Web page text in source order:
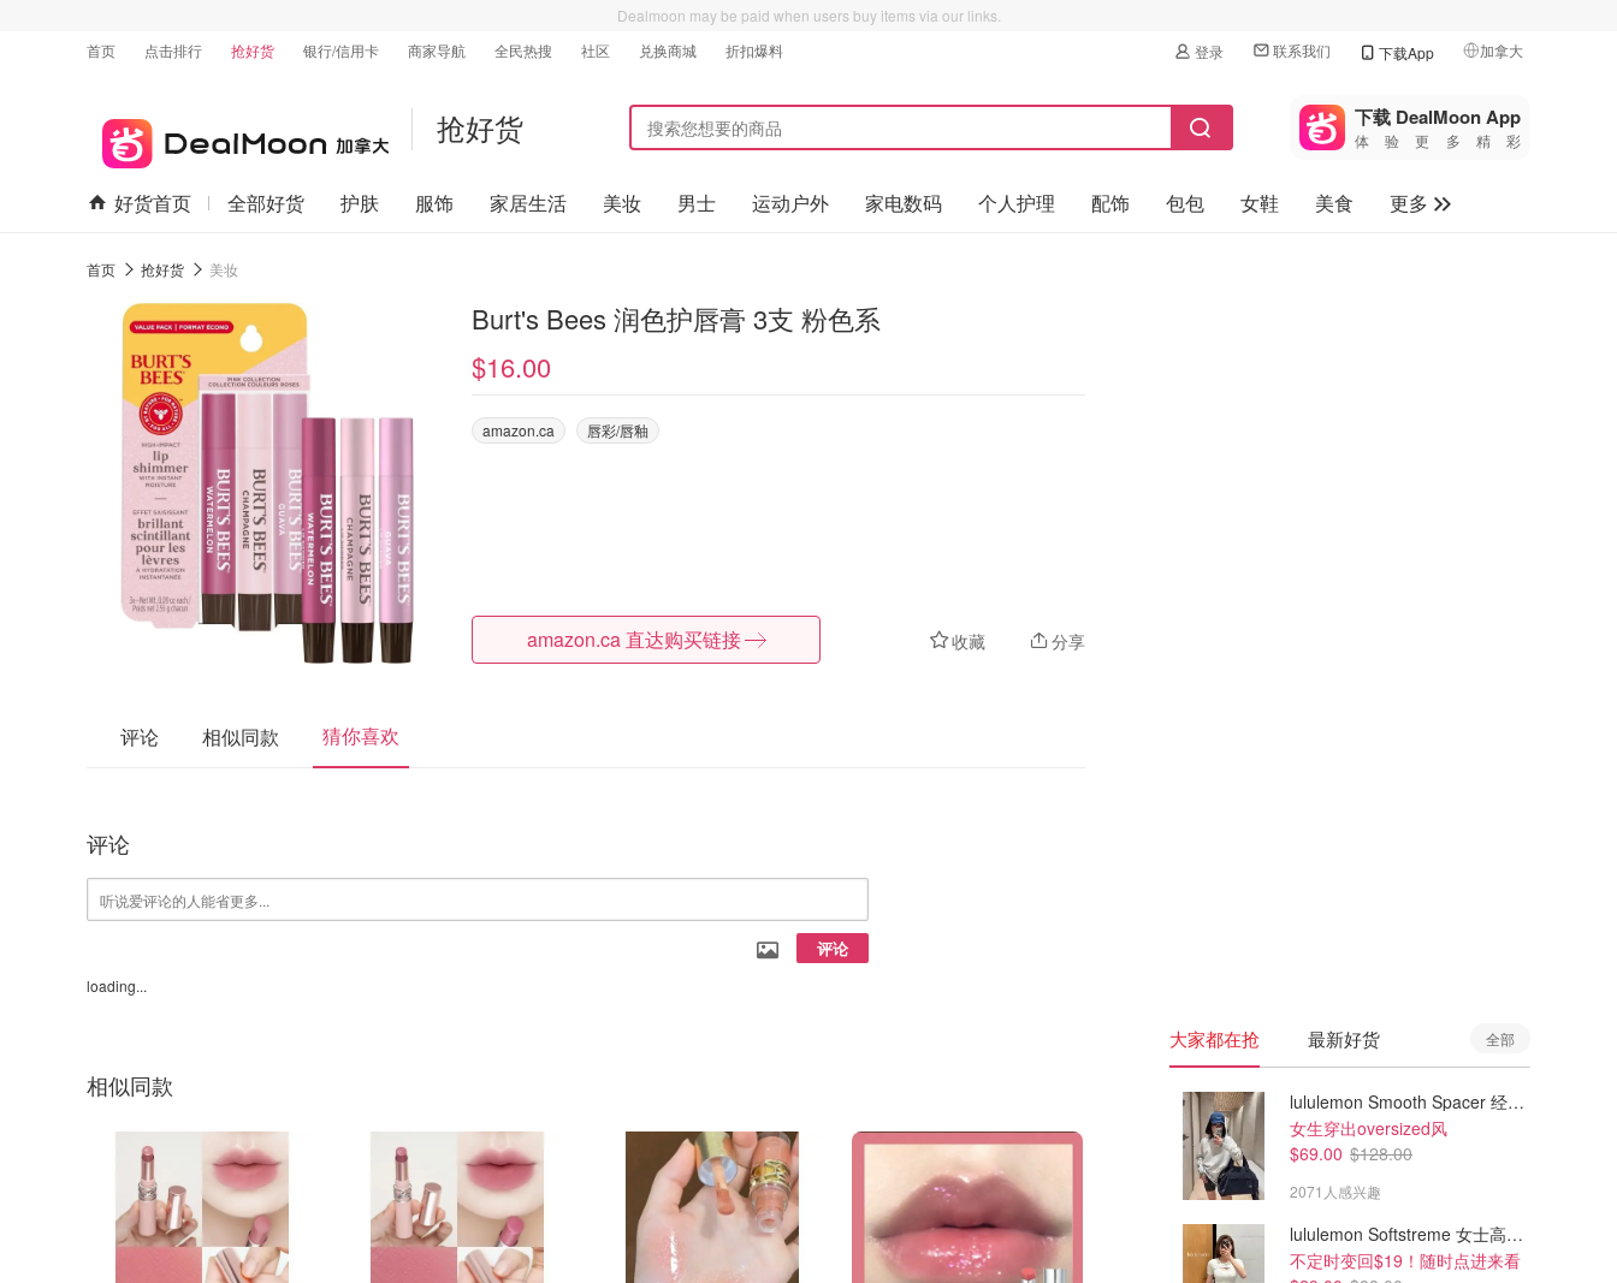
Dealmoon may be paid when users buy items via our links.
首页
点击排行 抢好货 银行/信用卡 商家导航 全民热搜 社区 兑换商城 折扣爆料 登录 联系我们 下载App 加拿大
🇺🇸
美国
🇨🇳中国
🇨🇦加拿大
抢好货 下载 DealMoon App
体验更多精彩
好货首页 全部好货 护肤 服饰 家居生活 美妆 男士 运动户外 家电数码 个人护理 配饰 包包 女鞋 美食
更多
首页 抢好货 美妆
Burt's Bees 润色护唇膏 3支 粉色系
$16.00
amazon.ca 唇彩/唇釉
收藏 分享
amazon.ca 直达购买链接
评论 相似同款 猜你喜欢
评论
评论
loading...
相似同款
大家都在抢 最新好货 全部
lululemon Smooth Spacer 经典卫衣
女生穿出oversized风
$69.00 $128.00
2071人感兴趣
lululemon Softstreme 女士高腰短裤 10cm
不定时变回$19！随时点进来看